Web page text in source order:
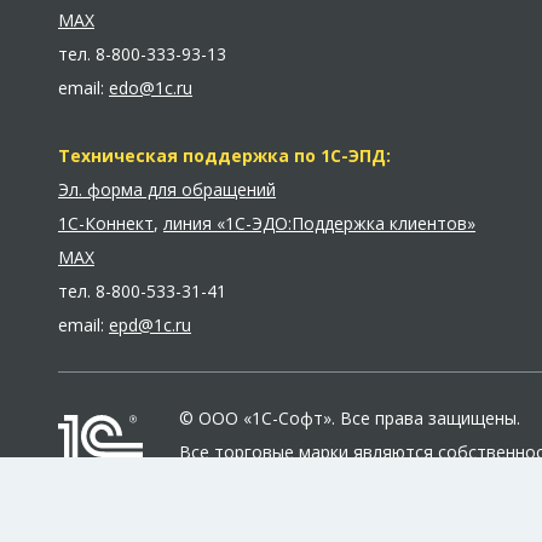
MAX
тел. 8-800-333-93-13
email: edo@1c.ru
Техническая поддержка по 1С-ЭПД:
Эл. форма для обращений
1С-Коннект, линия «1С-ЭДО:Поддержка клиентов»
MAX
тел. 8-800-533-31-41
email: epd@1c.ru
© ООО «1С-Софт». Все права защищены.
Все торговые марки являются